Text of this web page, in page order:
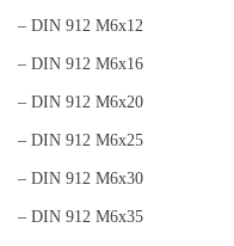
– DIN 912 M6x12
– DIN 912 M6x16
– DIN 912 M6x20
– DIN 912 M6x25
– DIN 912 M6x30
– DIN 912 M6x35